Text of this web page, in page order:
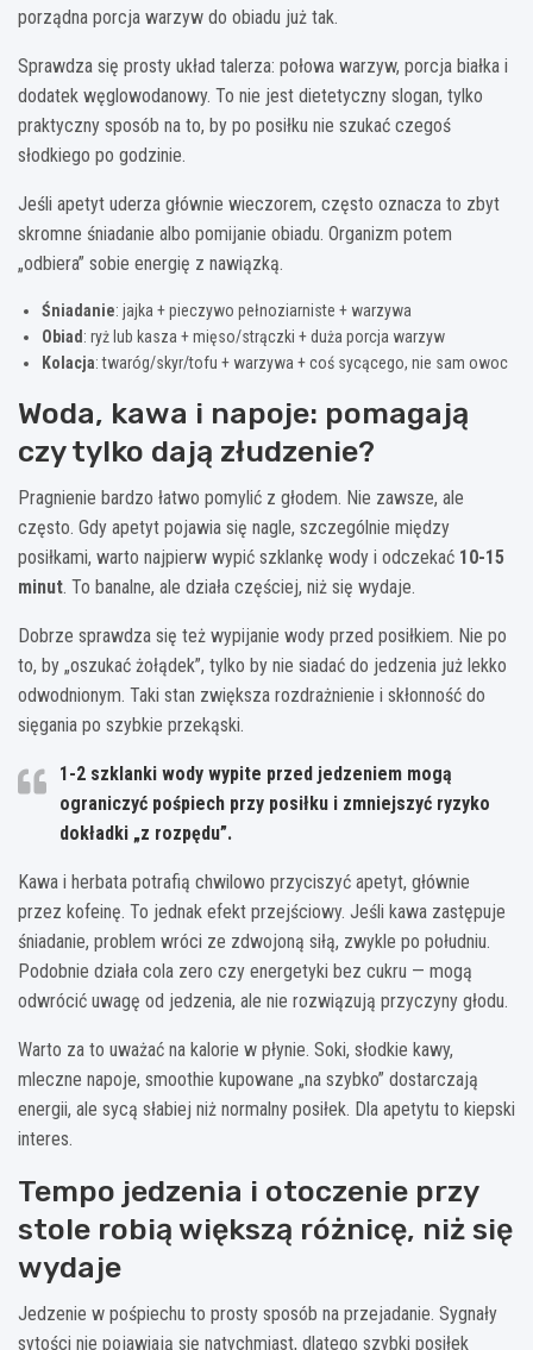
porządna porcja warzyw do obiadu już tak.
Sprawdza się prosty układ talerza: połowa warzyw, porcja białka i
dodatek węglowodanowy. To nie jest dietetyczny slogan, tylko
praktyczny sposób na to, by po posiłku nie szukać czegoś
słodkiego po godzinie.
Jeśli apetyt uderza głównie wieczorem, często oznacza to zbyt
skromne śniadanie albo pomijanie obiadu. Organizm potem
„odbiera” sobie energię z nawiązką.
Śniadanie: jajka + pieczywo pełnoziarniste + warzywa
Obiad : ryż lub kasza + mięso/strączki + duża porcja warzyw
Kolacja: twaróg/skyr/tofu + warzywa + coś sycącego, nie sam owoc
Woda, kawa i napoje: pomagają
czy tylko dają złudzenie?
Pragnienie bardzo łatwo pomylić z głodem. Nie zawsze, ale
często. Gdy apetyt pojawia się nagle, szczególnie między
posiłkami, warto najpierw wypić szklankę wody i odczekać 10-15
minut. To banalne, ale działa częściej, niż się wydaje.
Dobrze sprawdza się też wypijanie wody przed posiłkiem. Nie po
to, by „oszukać żołądek”, tylko by nie siadać do jedzenia już lekko
odwodnionym. Taki stan zwiększa rozdrażnienie i skłonność do
sięgania po szybkie przekąski.
1-2 szklanki wody wypite przed jedzeniem mogą
ograniczyć pośpiech przy posiłku i zmniejszyć ryzyko
dokładki „z rozpędu”.
Kawa i herbata potrafią chwilowo przyciszyć apetyt, głównie
przez kofeinę. To jednak efekt przejściowy. Jeśli kawa zastępuje
śniadanie, problem wróci ze zdwojoną siłą, zwykle po południu.
Podobnie działa cola zero czy energetyki bez cukru — mogą
odwrócić uwagę od jedzenia, ale nie rozwiązują przyczyny głodu.
Warto za to uważać na kalorie w płynie. Soki, słodkie kawy,
mleczne napoje, smoothie kupowane „na szybko” dostarczają
energii, ale sycą słabiej niż normalny posiłek. Dla apetytu to kiepski
interes.
Tempo jedzenia i otoczenie przy
stole robią większą różnicę, niż się
wydaje
Jedzenie w pośpiechu to prosty sposób na przejadanie. Sygnały
sytości nie pojawiają się natychmiast, dlatego szybki posiłek